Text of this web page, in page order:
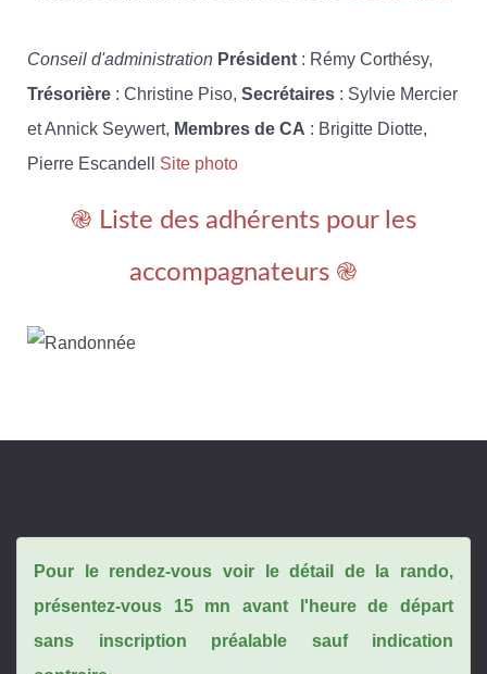
Conseil d'administration Président : Rémy Corthésy,
Trésorière : Christine Piso, Secrétaires : Sylvie Mercier
et Annick Seywert, Membres de CA : Brigitte Diotte,
Pierre Escandell Site photo
֎ Liste des adhérents pour les
accompagnateurs ֎
Pour le rendez-vous voir le détail de la rando,
présentez-vous 15 mn avant l'heure de départ
sans inscription préalable sauf indication